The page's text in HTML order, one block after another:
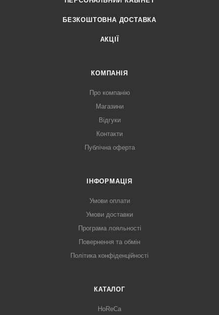
БЕЗКОШТОВНА ДОСТАВКА
АКЦІЇ
КОМПАНІЯ
Про компанію
Магазини
Відгуки
Контакти
Публічна оферта
ІНФОРМАЦІЯ
Умови оплати
Умови доставки
Програма лояльності
Повернення та обмін
Політика конфіденційності
КАТАЛОГ
HoReCa